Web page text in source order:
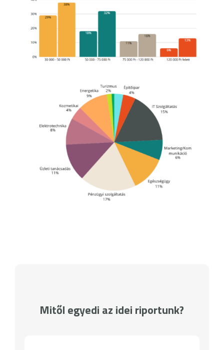
Mitől egyedi az idei riportunk?